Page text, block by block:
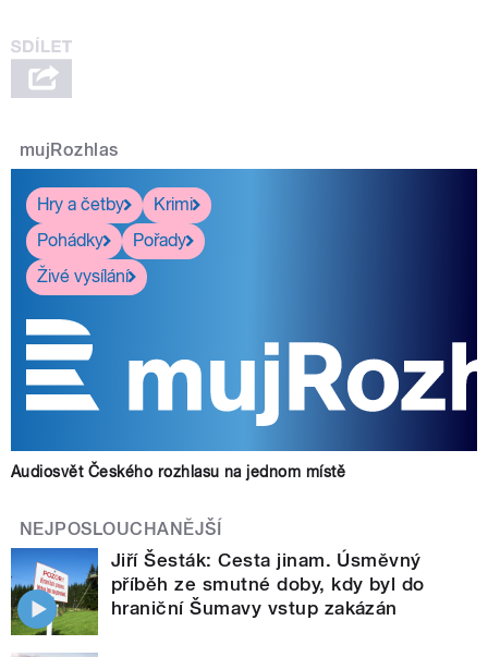
mujRozhlas
Hry a četby
Krimi
Pohádky
Pořady
Živé vysílání
Audiosvět Českého rozhlasu na jednom místě
NEJPOSLOUCHANĚJŠÍ
Jiří Šesták: Cesta jinam. Úsměvný
příběh ze smutné doby, kdy byl do
hraniční Šumavy vstup zakázán